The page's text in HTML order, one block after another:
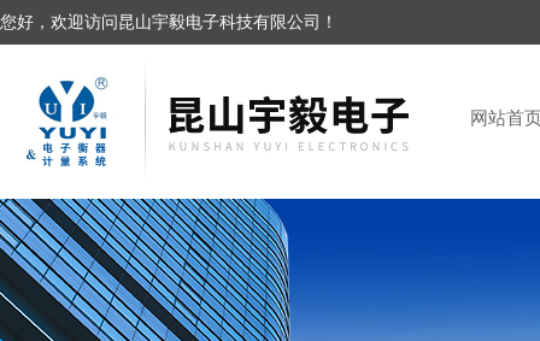
您好，欢迎访问昆山宇毅电子科技有限公司！
网站首